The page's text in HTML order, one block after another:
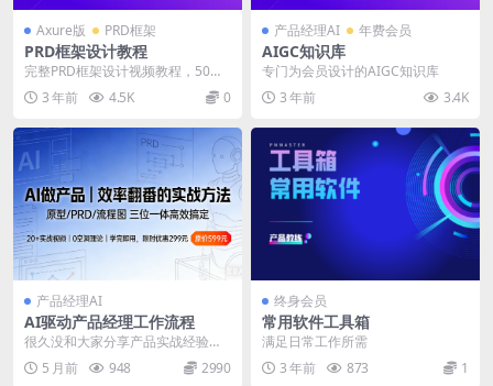
Axure版 PRD框架
PRD框架设计教程
完整PRD框架设计视频教程，50个
视频，总时长16个小时
3 年前 4.5K 0
产品经理AI 年费会员
AIGC知识库
专门为会员设计的AIGC知识库
3 年前
3.4K
产品经理AI
AI驱动产品经理工作流程
很久没和大家分享产品实战经验，
最近很多人问：AI 到底怎么高效做
产品？画原型、做...
5 月前 948 2990
终身会员
常用软件工具箱
满足日常工作所需
3 年前
873 1